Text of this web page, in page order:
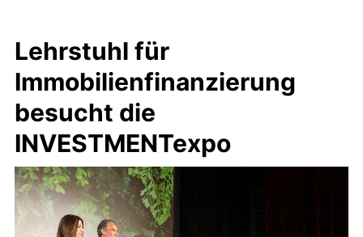
Lehrstuhl für
Immobilienfinanzierung
besucht die
INVESTMENTexpo